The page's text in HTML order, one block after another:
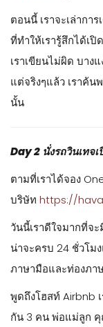
ตอนนี้ เราจะเล่ากา
ที่ทำให้เรารู้สึกได้เ
เราเขียนไม่ผิด บา
แต่จริงๆแล้ว เราค้น
นั้น
Day 2 นั่งรถวินเทจ
ตามที่เราได้จอง
บริษัท https://
วันนี้เราดีใจมากที่จ
น่าจะครบ 24 ชั่วโม
ภาษามือและท่องภา
พูดถึงโฮสท์ Airbnb
กัน 3 คน พ่อแม่ลูก คุ